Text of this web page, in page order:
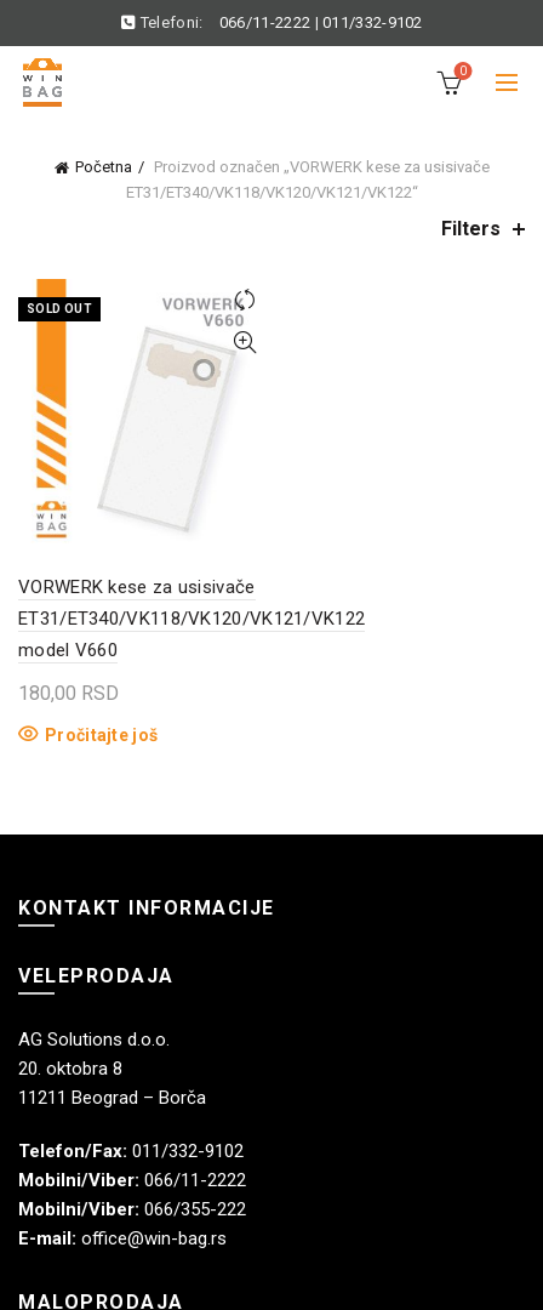
Telefoni: 066/11-2222 |011/332-9102
0
Početna
Proizvod označen „VORWERK kese za usisivače
ET31/ET340/VK118/VK120/VK121/VK122“
Filters
SOLD OUT
VORWERK kese za usisivače
ET31/ET340/VK118/VK120/VK121/VK122
model V660
180,00 RSD
Pročitajte još
KONTAKT INFORMACIJE
VELEPRODAJA
AG Solutions d.o.o.
20. oktobra 8
11211 Beograd – Borča
Telefon/Fax: 011/332-9102
Mobilni/Viber: 066/11-2222
Mobilni/Viber: 066/355-222
E-mail: office@win-bag.rs
MALOPRODAJA